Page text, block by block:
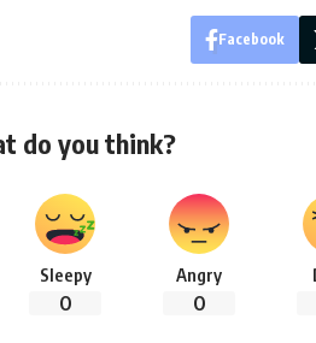
Facebook
do you think?
Sleepy
0
Angry
0